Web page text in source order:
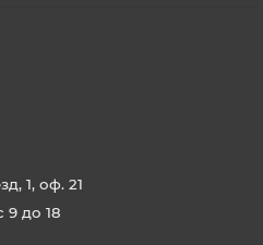
1, оф. 21
9 до 18